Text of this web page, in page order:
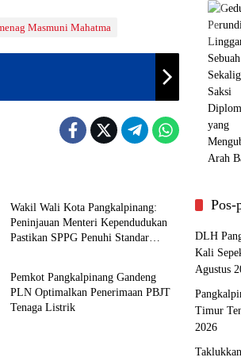
Masmuni Mahatma
Wakil Wali Kota Pangkalpinang:
Peninjauan Menteri Kependudukan
Pastikan SPPG Penuhi Standar
Pemkot Pangkalpinang Gandeng
PLN Optimalkan Penerimaan PBJT
Tenaga Listrik
Pos-
DLH
Kali
Agustus
Timur
2026